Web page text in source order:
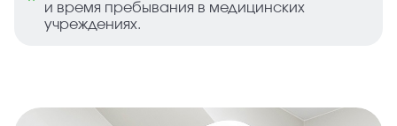
и время пребывания в медицинских
учреждениях.